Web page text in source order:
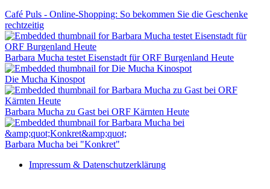
Café Puls - Online-Shopping: So bekommen Sie die Geschenke
rechtzeitig
Barbara Mucha testet Eisenstadt für ORF Burgenland Heute
Die Mucha Kinospot
Barbara Mucha zu Gast bei ORF Kärnten Heute
Barbara Mucha bei "Konkret"
Impressum & Datenschutzerklärung